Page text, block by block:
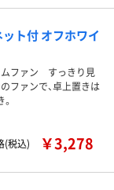
ト付 オフホワイ
ムファン すっきり見
ファンで、卓上置きは
(税込)
￥3,278